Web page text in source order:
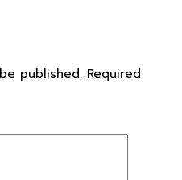
published. Required